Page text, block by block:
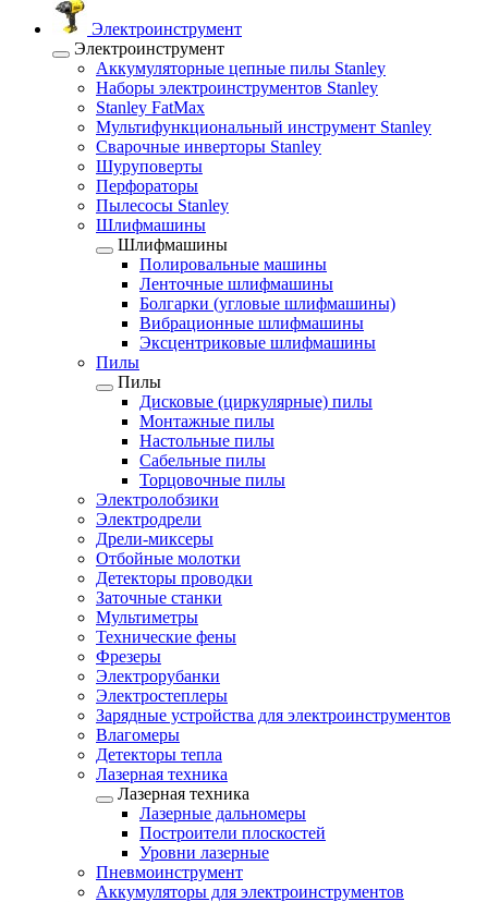
Электроинструмент
Электроинструмент
Аккумуляторные цепные пилы Stanley
Наборы электроинструментов Stanley
Stanley FatMax
Мультифункциональный инструмент Stanley
Сварочные инверторы Stanley
Шуруповерты
Перфораторы
Пылесосы Stanley
Шлифмашины
Шлифмашины
Полировальные машины
Ленточные шлифмашины
Болгарки (угловые шлифмашины)
Вибрационные шлифмашины
Эксцентриковые шлифмашины
Пилы
Пилы
Дисковые (циркулярные) пилы
Монтажные пилы
Настольные пилы
Сабельные пилы
Торцовочные пилы
Электролобзики
Электродрели
Дрели-миксеры
Отбойные молотки
Детекторы проводки
Заточные станки
Мультиметры
Технические фены
Фрезеры
Электрорубанки
Электростеплеры
Зарядные устройства для электроинструментов
Влагомеры
Детекторы тепла
Лазерная техника
Лазерная техника
Лазерные дальномеры
Построители плоскостей
Уровни лазерные
Пневмоинструмент
Аккумуляторы для электроинструментов